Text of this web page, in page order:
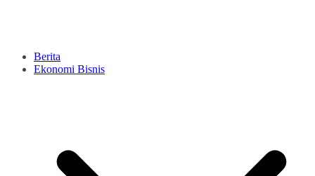
Berita
Ekonomi Bisnis